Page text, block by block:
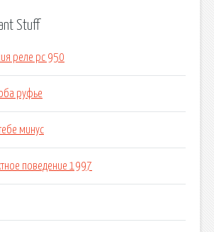
Stuff
реле рс 950
руфье
минус
поведение 1997